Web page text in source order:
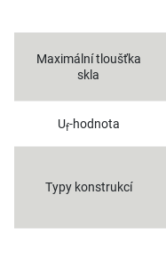
Maximální tloušťka
skla
Uf-hodnota
Typy konstrukcí